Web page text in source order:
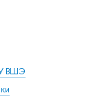
ВШЭ